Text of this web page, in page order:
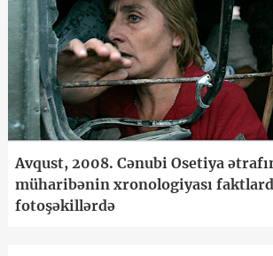
Avqust, 2008. Cənubi Osetiya
müharibənin xronologiyası
fotoşəkillərdə